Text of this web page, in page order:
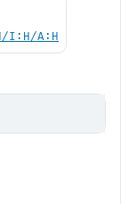
I:H/A:H